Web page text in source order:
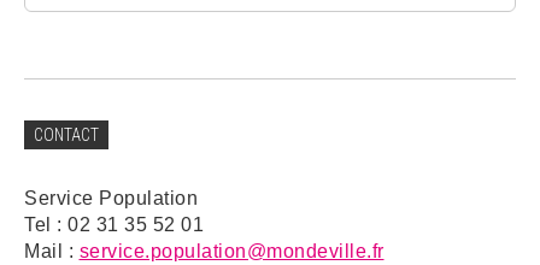
CONTACT
Service Population
Tel : 02 31 35 52 01
Mail : service.population@mondeville.fr